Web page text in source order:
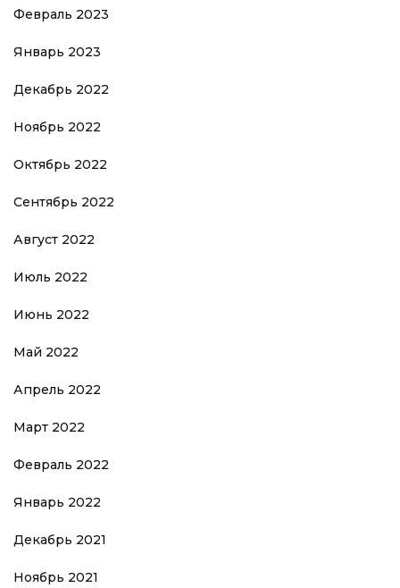
Февраль 2023
Январь 2023
Декабрь 2022
Ноябрь 2022
Октябрь 2022
Сентябрь 2022
Август 2022
Июль 2022
Июнь 2022
Май 2022
Апрель 2022
Март 2022
Февраль 2022
Январь 2022
Декабрь 2021
Ноябрь 2021